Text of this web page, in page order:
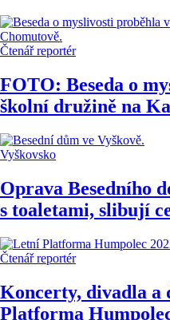
Čtenář reportér
FOTO: Beseda o
školní družině na
Vyškovsko
Oprava Besedního
s toaletami, slibují
Čtenář reportér
Koncerty, divadla
Platforma